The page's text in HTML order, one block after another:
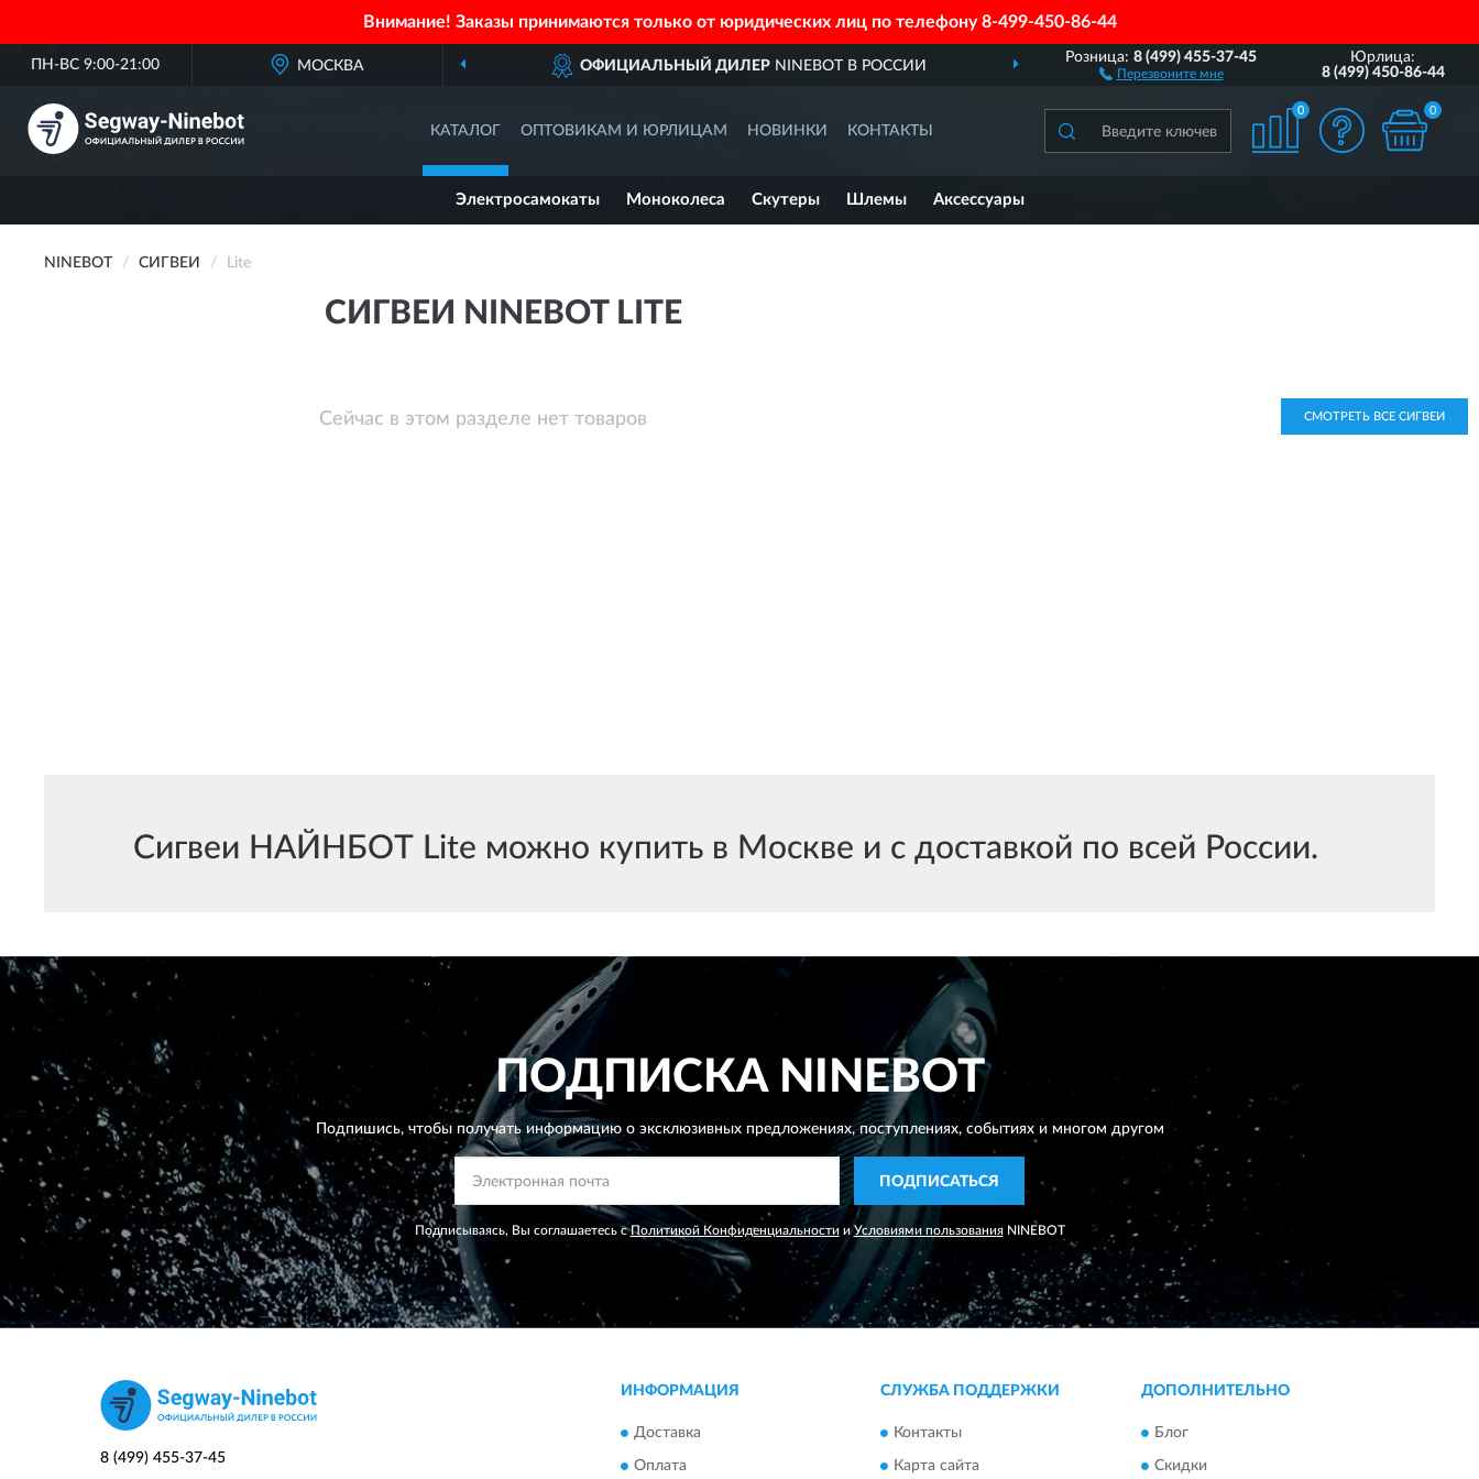
Внимание! Заказы принимаются только от юридических лиц по телефону8-499-450-86-44
ПН-ВС 9:00-21:00 МОСКВА ОФИЦИАЛЬНЫЙ ДИЛЕР NINEBOT В РОССИИ ДОСТАВИМ ПО ВСЕЙ РОССИИ
Розница:8 (499) 455-37-45
Перезвоните мне
Юрлица:
8 (499) 450-86-44
КАТАЛОГ ОПТОВИКАМ И ЮРЛИЦАМ НОВИНКИ КОНТАКТЫ
0 0
Электросамокаты Моноколеса Скутеры Шлемы Аксессуары
NINEBOT СИГВЕИ Lite
СИГВЕИ NINEBOT LITE
Сейчас в этом разделе нет товаров СМОТРЕТЬ ВСЕ СИГВЕИ
Сигвеи НАЙНБОТ Lite можно купить в Москве и с доставкой по всей России.
ПОДПИСКАNINEBOT
Подпишись, чтобы получать информацию о эксклюзивных предложениях,поступлениях, событиях и многом другом
ПОДПИСАТЬСЯ
Подписываясь, Вы соглашаетесь сПолитикой Конфиденциальности иУсловиями пользованияNINEBOT
8 (499) 455-37-45
ИНФОРМАЦИЯ
Доставка
Оплата
СЛУЖБА ПОДДЕРЖКИ
Контакты
Карта сайта
ДОПОЛНИТЕЛЬНО
Блог
Скидки